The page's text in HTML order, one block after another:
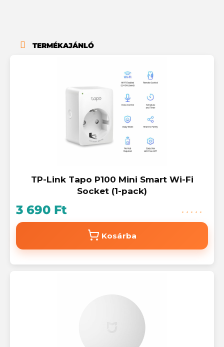
TERMÉKAJÁNLÓ
TP-Link Tapo P100 Mini Smart Wi-Fi
Socket (1-pack)
3 690 Ft
Kosárba